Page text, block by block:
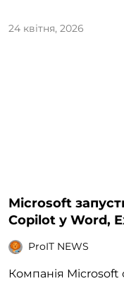
24 квітня, 2026
Microsoft
Copilot у Word,
ProIT NEWS
Компанія Microsoft